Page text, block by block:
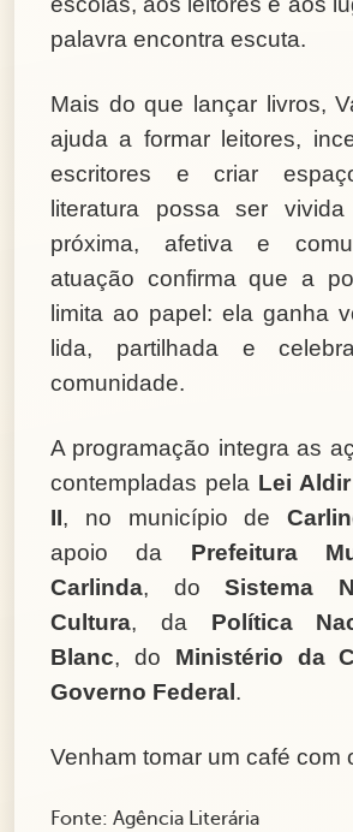
palavra encontra escuta.
Mais do que lançar livros,
ajuda a formar leitores,
escritores e criar
literatura possa ser
próxima, afetiva e
atuação confirma que a
limita ao papel: ela ganha
lida, partilhada e
comunidade.
A programação integra as
contempladas pela Lei
II, no município de
apoio da Prefeitura
Carlinda, do Sistema
Cultura, da Política
Blanc, do Ministério da
Governo Federal .
Venham tomar um café com
Fonte: Agência Literária